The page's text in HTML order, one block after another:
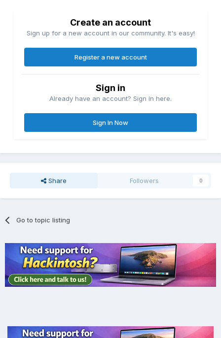
Create an account
Sign up for a new account in our community. It's easy!
Register a new account
Sign in
Already have an account? Sign in here.
Sign In Now
Share Followers 0
Go to topic listing